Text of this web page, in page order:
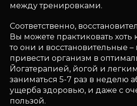
между тренировками.
Соответственно,
Вы можете практиковать
то они и восстановительные –
привести организм в
Йогатерапией, йогой и
заниматься 5-7 раз в неделю
ущерба здоровью, и даже с
пользой.